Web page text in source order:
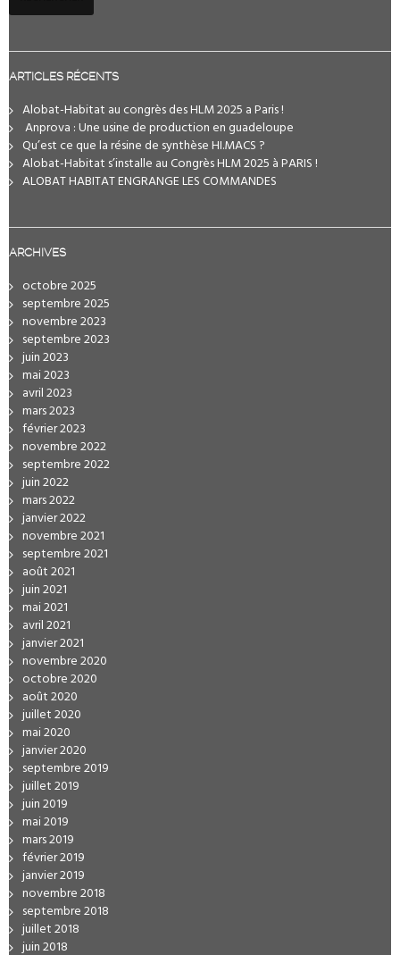
ARTICLES RÉCENTS
Alobat-Habitat au congrès des HLM 2025 a Paris !
️ Anprova : Une usine de production en guadeloupe
Qu’est ce que la résine de synthèse HI.MACS ?
Alobat-Habitat s’installe au Congrès HLM 2025 à PARIS !
ALOBAT HABITAT ENGRANGE LES COMMANDES
ARCHIVES
octobre 2025
septembre 2025
novembre 2023
septembre 2023
juin 2023
mai 2023
avril 2023
mars 2023
février 2023
novembre 2022
septembre 2022
juin 2022
mars 2022
janvier 2022
novembre 2021
septembre 2021
août 2021
juin 2021
mai 2021
avril 2021
janvier 2021
novembre 2020
octobre 2020
août 2020
juillet 2020
mai 2020
janvier 2020
septembre 2019
juillet 2019
juin 2019
mai 2019
mars 2019
février 2019
janvier 2019
novembre 2018
septembre 2018
juillet 2018
juin 2018